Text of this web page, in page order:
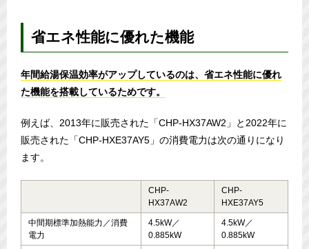
省エネ性能に優れた機能
年間給湯保温効率がアップしているのは、省エネ性能に優れ
た機能を搭載しているためです。
例えば、2013年に販売された「CHP-HX37AW2」と2022年に
販売された「CHP-HXE37AY5」の消費電力は次の通りになり
ます。
CHP-
HX37AW2
CHP-
HXE37AY5
中間期標準加熱能力／消費
電力
4.5kW／
0.885kW
4.5kW／
0.885kW